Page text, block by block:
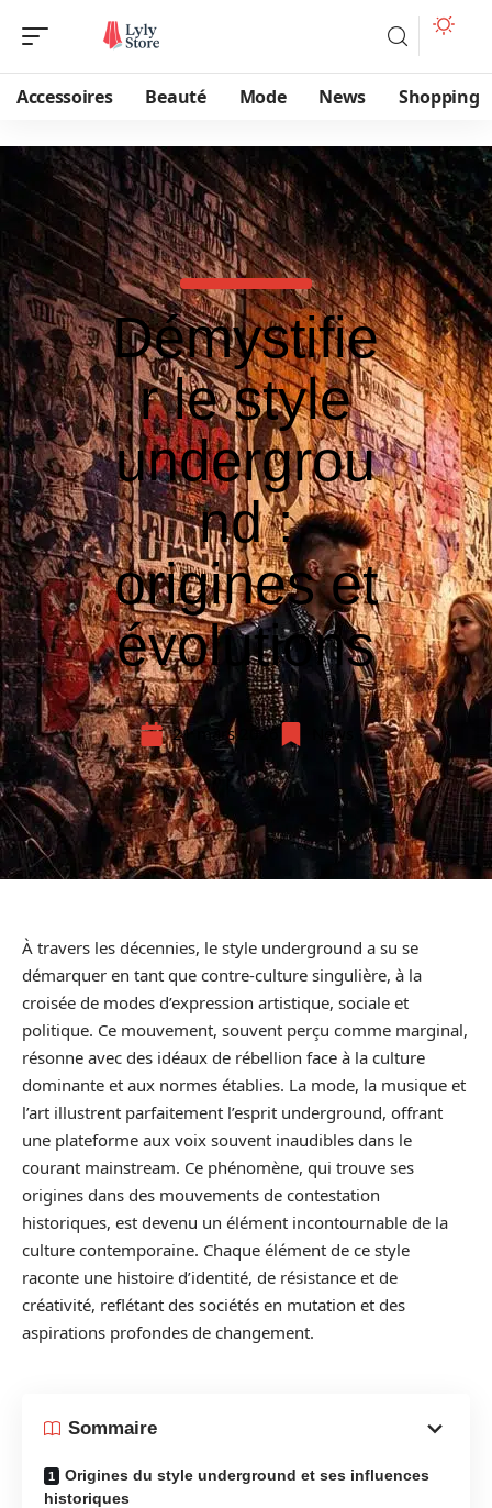
Accessoires Beauté Mode News Shopping
Démystifie
r le style
undergrou
nd :
origines et
évolutions
21 mars 2026 News
À travers les décennies, le style underground a su se
démarquer en tant que contre-culture singulière, à la
croisée de modes d’expression artistique, sociale et
politique. Ce mouvement, souvent perçu comme marginal,
résonne avec des idéaux de rébellion face à la culture
dominante et aux normes établies. La mode, la musique et
l’art illustrent parfaitement l’esprit underground, offrant
une plateforme aux voix souvent inaudibles dans le
courant mainstream. Ce phénomène, qui trouve ses
origines dans des mouvements de contestation
historiques, est devenu un élément incontournable de la
culture contemporaine. Chaque élément de ce style
raconte une histoire d’identité, de résistance et de
créativité, reflétant des sociétés en mutation et des
aspirations profondes de changement.
Sommaire
Origines du style underground et ses influences
historiques